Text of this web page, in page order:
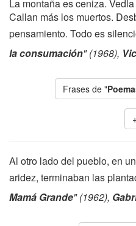
La montaña es ceniza.
Callan más los muertos.
pensamiento. Todo es
la consumación" (1968),
Frases de "
Al otro lado del pueblo, en
aridez, terminaban las
Mamá Grande" (1962),